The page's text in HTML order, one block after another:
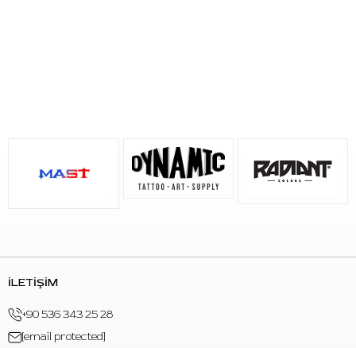
İLETİŞİM
+90 536 343 25 28
[email protected]